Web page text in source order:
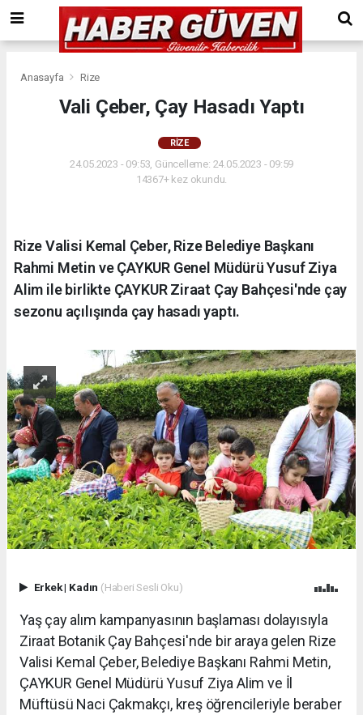
Anasayfa Rize
Vali Çeber, Çay Hasadı Yaptı
RIZE
24.05.2023 - 09:53, Güncelleme: 24.05.2023 - 09:59
14367+ kez okundu.
Rize Valisi Kemal Çeber, Rize Belediye Başkanı
Rahmi Metin ve ÇAYKUR Genel Müdürü Yusuf Ziya
Alim ile birlikte ÇAYKUR Ziraat Çay Bahçesi'nde çay
sezonu açılışında çay hasadı yaptı.
Erkek| Kadın (Haberi Sesli Oku)
Yaş çay alım kampanyasının başlaması dolayısıyla
Ziraat Botanik Çay Bahçesi'nde bir araya gelen Rize
Valisi Kemal Çeber, Belediye Başkanı Rahmi Metin,
ÇAYKUR Genel Müdürü Yusuf Ziya Alim ve İl
Müftüsü Naci Çakmakçı, kreş öğrencileriyle beraber